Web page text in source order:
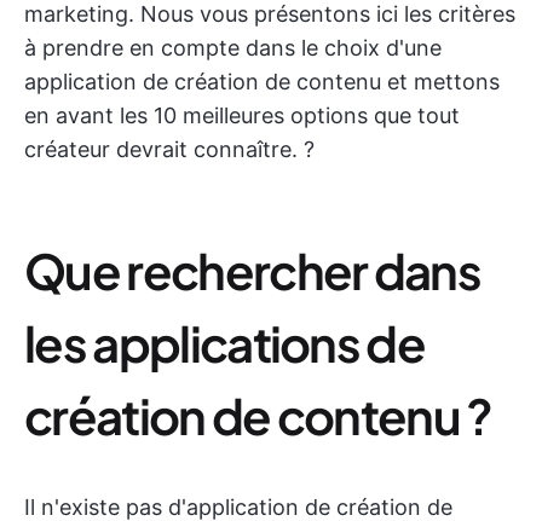
marketing. Nous vous présentons ici les critères
à prendre en compte dans le choix d'une
application de création de contenu et mettons
en avant les 10 meilleures options que tout
créateur devrait connaître. ?
Que rechercher dans
les applications de
création de contenu ?
Il n'existe pas d'application de création de